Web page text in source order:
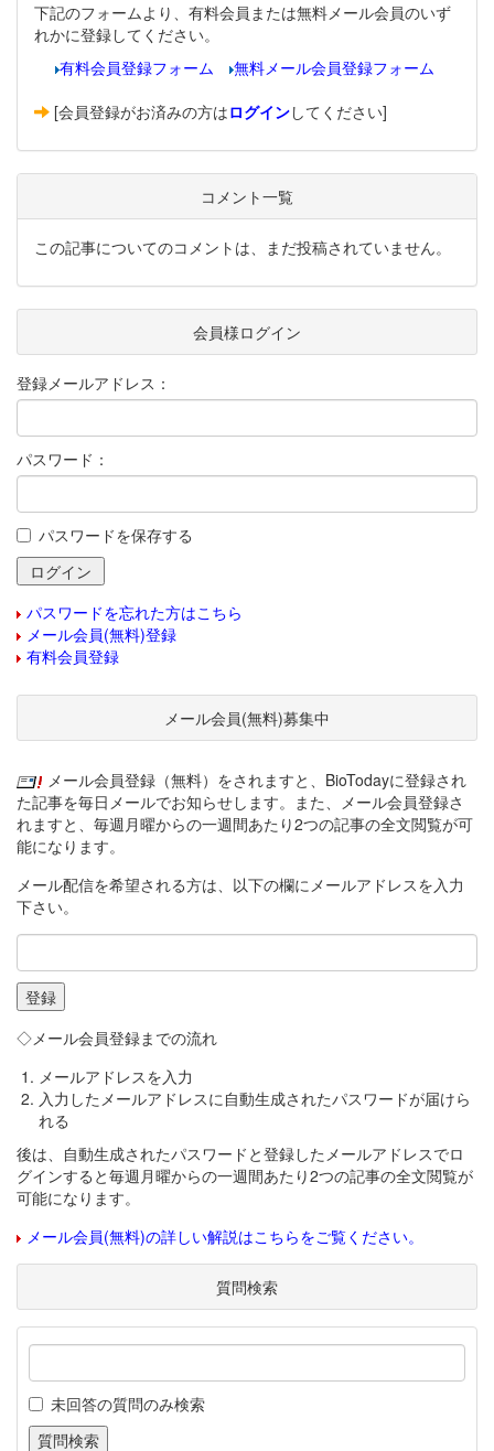
下記のフォームより、有料会員または無料メール会員のいず
れかに登録してください。
有料会員登録フォーム
無料メール会員登録フォーム
[会員登録がお済みの方はログインしてください]
コメント一覧
この記事についてのコメントは、まだ投稿されていません。
会員様ログイン
登録メールアドレス：
パスワード：
パスワードを保存する
パスワードを忘れた方はこちら
メール会員(無料)登録
有料会員登録
メール会員(無料)募集中
メール会員登録（無料）をされますと、BioTodayに登録され
た記事を毎日メールでお知らせします。また、メール会員登録さ
れますと、毎週月曜からの一週間あたり2つの記事の全文閲覧が可
能になります。
メール配信を希望される方は、以下の欄にメールアドレスを入力
下さい。
◇メール会員登録までの流れ
メールアドレスを入力
入力したメールアドレスに自動生成されたパスワードが届けら
れる
後は、自動生成されたパスワードと登録したメールアドレスでロ
グインすると毎週月曜からの一週間あたり2つの記事の全文閲覧が
可能になります。
メール会員(無料)の詳しい解説はこちらをご覧ください。
質問検索
未回答の質問のみ検索